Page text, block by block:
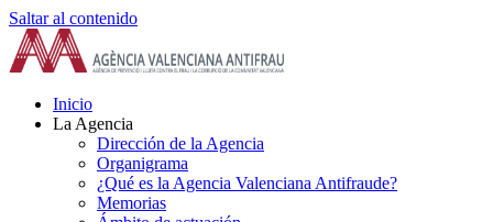
Saltar al contenido
Inicio
La Agencia
Dirección de la Agencia
Organigrama
¿Qué es la Agencia Valenciana Antifraude?
Memorias